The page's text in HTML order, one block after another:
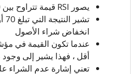
يصور RSI قيمة تتراوح بين 0 و 100
انخفاض شراء الأصول
أقل ، فهذا يشير إلى وجود
تعني إشارة عدم الشراء